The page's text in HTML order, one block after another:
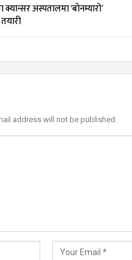
क्यान्सर अस्पतालमा ‘बोनम्यारो’
address will not be published.